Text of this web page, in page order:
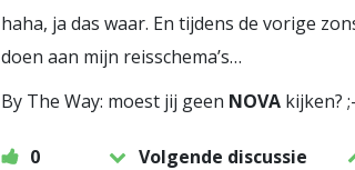
haha, ja das waar. En tijdens de vorige
doen aan mijn reisschema’s…
By The Way: moest jij geen NOVA kijken?
0 Volgende discussie